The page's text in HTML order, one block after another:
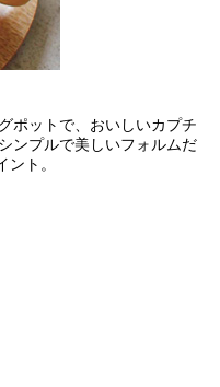
ポットで、おいしいカプチ
ンプルで美しいフォルムだ
ト。